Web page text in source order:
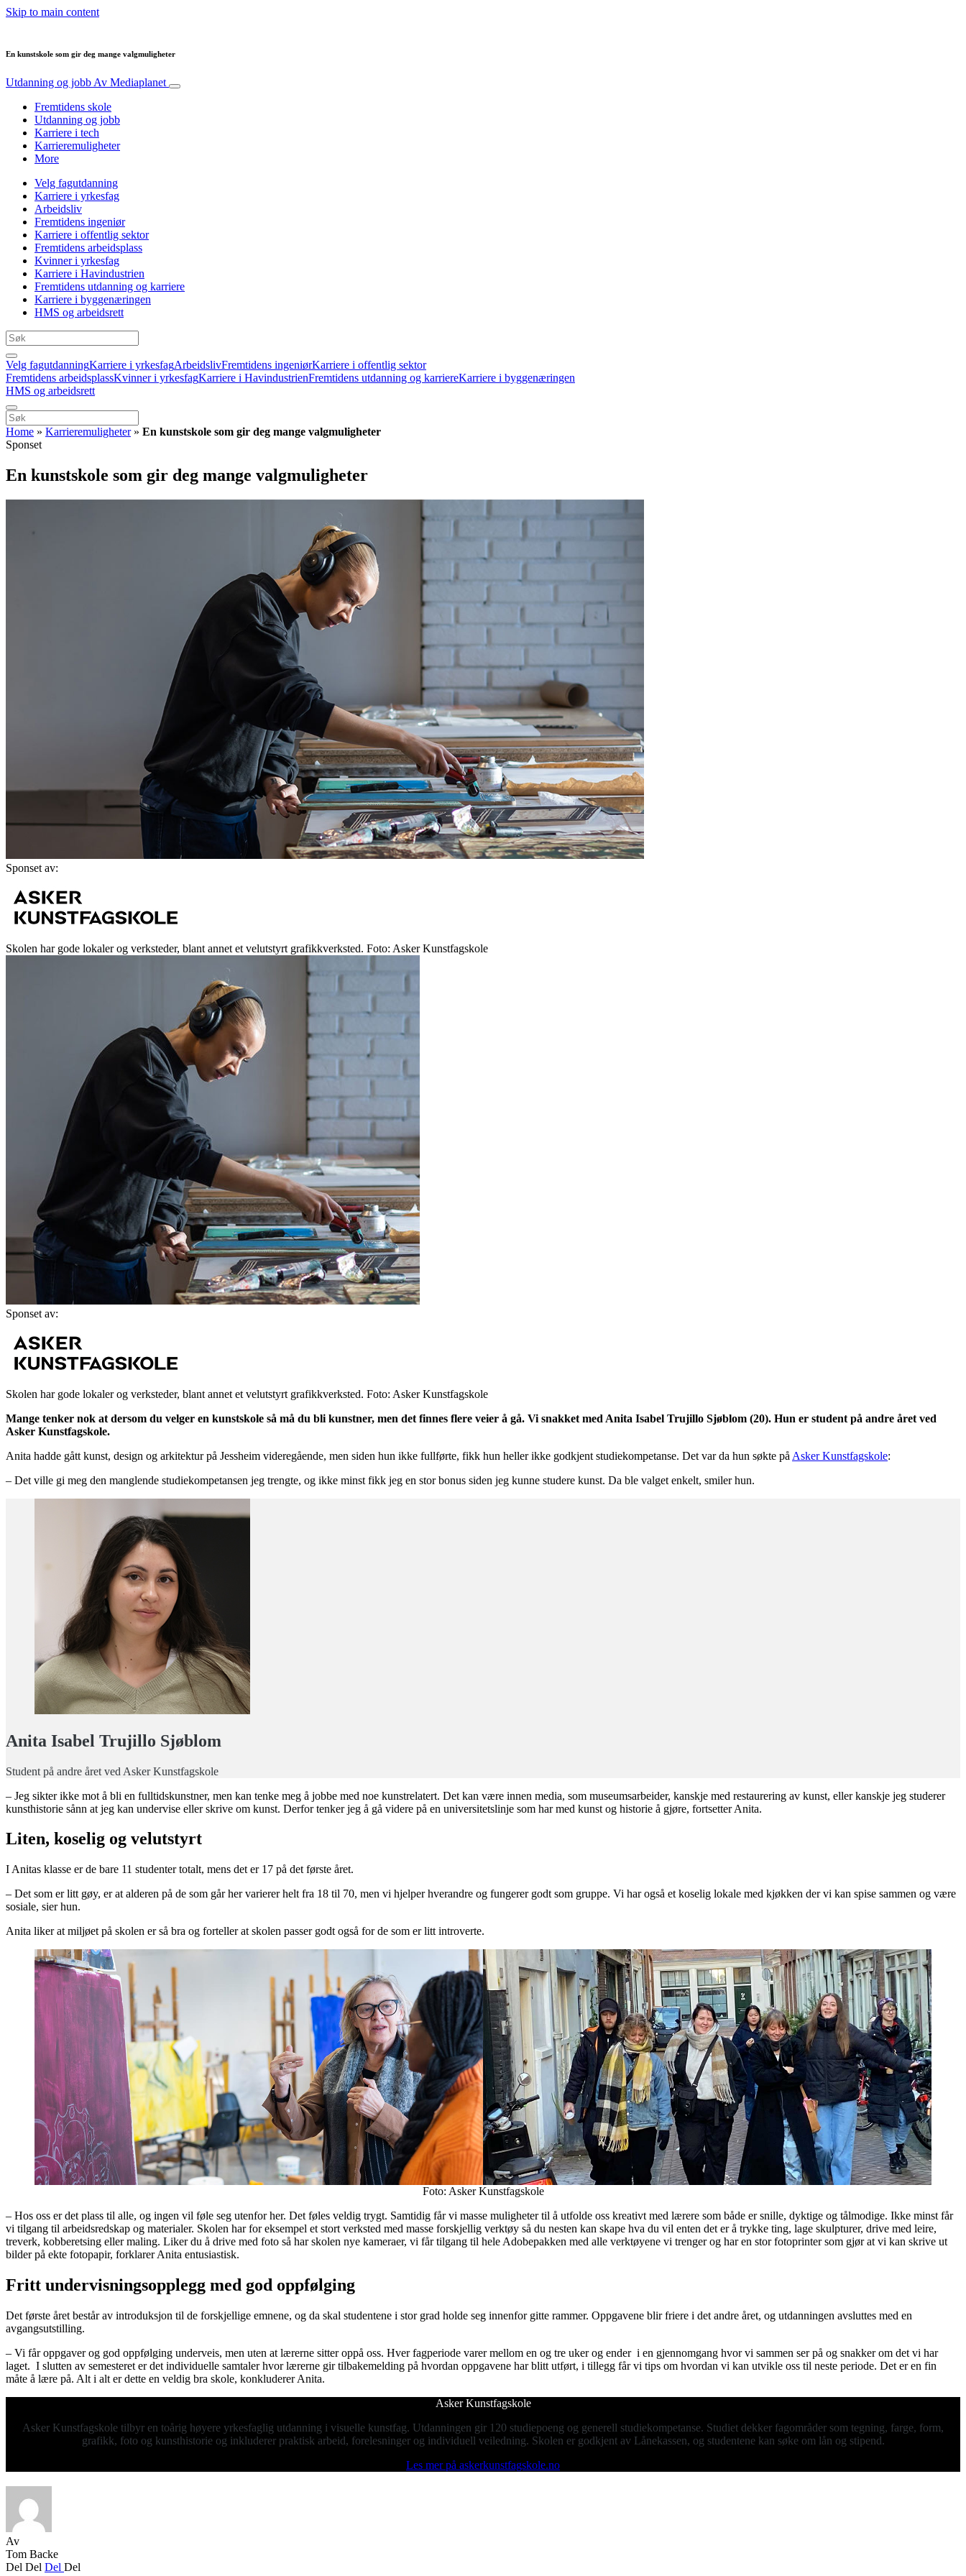
Skip to main content
En kunstskole som gir deg mange valgmuligheter
Utdanning og jobb Av Mediaplanet
Fremtidens skole
Utdanning og jobb
Karriere i tech
Karrieremuligheter
More
Velg fagutdanning
Karriere i yrkesfag
Arbeidsliv
Fremtidens ingeniør
Karriere i offentlig sektor
Fremtidens arbeidsplass
Kvinner i yrkesfag
Karriere i Havindustrien
Fremtidens utdanning og karriere
Karriere i byggenæringen
HMS og arbeidsrett
Velg fagutdanningKarriere i yrkesfagArbeidslivFremtidens ingeniørKarriere i offentlig sektor
Fremtidens arbeidsplassKvinner i yrkesfagKarriere i HavindustrienFremtidens utdanning og karriereKarriere i byggenæringen
HMS og arbeidsrett
Home » Karrieremuligheter» En kunstskole som gir deg mange valgmuligheter
Sponset
En kunstskole som gir deg mange valgmuligheter
Sponset av:
Skolen har gode lokaler og verksteder, blant annet et velutstyrt grafikkverksted. Foto: Asker Kunstfagskole
Sponset av:
Skolen har gode lokaler og verksteder, blant annet et velutstyrt grafikkverksted. Foto: Asker Kunstfagskole
Mange tenker nok at dersom du velger en kunstskole så må du bli kunstner, men det finnes flere veier å gå. Vi snakket med Anita Isabel Trujillo Sjøblom (20). Hun er student på andre året ved
Asker Kunstfagskole.
Anita hadde gått kunst, design og arkitektur på Jessheim videregående, men siden hun ikke fullførte, fikk hun heller ikke godkjent studiekompetanse. Det var da hun søkte på Asker Kunstfagskole:
– Det ville gi meg den manglende studiekompetansen jeg trengte, og ikke minst fikk jeg en stor bonus siden jeg kunne studere kunst. Da ble valget enkelt, smiler hun.
Anita Isabel Trujillo Sjøblom
Student på andre året ved Asker Kunstfagskole
– Jeg sikter ikke mot å bli en fulltidskunstner, men kan tenke meg å jobbe med noe kunstrelatert. Det kan være innen media, som museumsarbeider, kanskje med restaurering av kunst, eller kanskje jeg studerer
kunsthistorie sånn at jeg kan undervise eller skrive om kunst. Derfor tenker jeg å gå videre på en universitetslinje som har med kunst og historie å gjøre, fortsetter Anita.
Liten, koselig og velutstyrt
I Anitas klasse er de bare 11 studenter totalt, mens det er 17 på det første året.
– Det som er litt gøy, er at alderen på de som går her varierer helt fra 18 til 70, men vi hjelper hverandre og fungerer godt som gruppe. Vi har også et koselig lokale med kjøkken der vi kan spise sammen og være
sosiale, sier hun.
Anita liker at miljøet på skolen er så bra og forteller at skolen passer godt også for de som er litt introverte.
Foto: Asker Kunstfagskole
– Hos oss er det plass til alle, og ingen vil føle seg utenfor her. Det føles veldig trygt. Samtidig får vi masse muligheter til å utfolde oss kreativt med lærere som både er snille, dyktige og tålmodige. Ikke minst får
vi tilgang til arbeidsredskap og materialer. Skolen har for eksempel et stort verksted med masse forskjellig verktøy så du nesten kan skape hva du vil enten det er å trykke ting, lage skulpturer, drive med leire,
treverk, kobberetsing eller maling. Liker du å drive med foto så har skolen nye kameraer, vi får tilgang til hele Adobepakken med alle verktøyene vi trenger og har en stor fotoprinter som gjør at vi kan skrive ut
bilder på ekte fotopapir, forklarer Anita entusiastisk.
Fritt undervisningsopplegg med god oppfølging
Det første året består av introduksjon til de forskjellige emnene, og da skal studentene i stor grad holde seg innenfor gitte rammer. Oppgavene blir friere i det andre året, og utdanningen avsluttes med en
avgangsutstilling.
– Vi får oppgaver og god oppfølging underveis, men uten at lærerne sitter oppå oss. Hver fagperiode varer mellom en og tre uker og ender i en gjennomgang hvor vi sammen ser på og snakker om det vi har
laget. I slutten av semesteret er det individuelle samtaler hvor lærerne gir tilbakemelding på hvordan oppgavene har blitt utført, i tillegg får vi tips om hvordan vi kan utvikle oss til neste periode. Det er en fin
måte å lære på. Alt i alt er dette en veldig bra skole, konkluderer Anita.
Asker Kunstfagskole
Asker Kunstfagskole tilbyr en toårig høyere yrkesfaglig utdanning i visuelle kunstfag. Utdanningen gir 120 studiepoeng og generell studiekompetanse. Studiet dekker fagområder som tegning, farge, form,
grafikk, foto og kunsthistorie og inkluderer praktisk arbeid, forelesninger og individuell veiledning. Skolen er godkjent av Lånekassen, og studentene kan søke om lån og stipend.
Les mer på askerkunstfagskole.no
Av
Tom Backe
Del Del Del Del